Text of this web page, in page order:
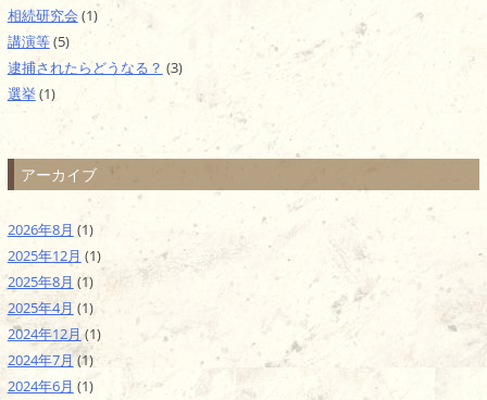
相続研究会 (1)
講演等(5)
逮捕されたらどうなる？ (3)
選挙 (1)
アーカイブ
2026年8月 (1)
2025年12月 (1)
2025年8月 (1)
2025年4月 (1)
2024年12月(1)
2024年7月(1)
2024年6月 (1)